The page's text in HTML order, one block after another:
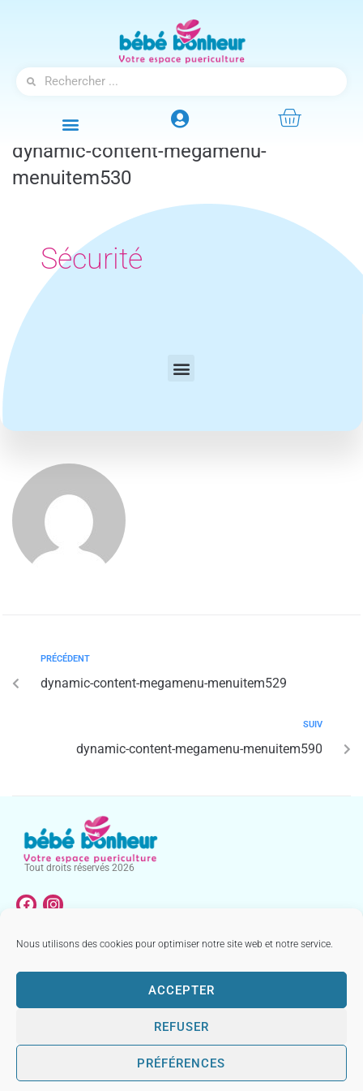
Nous utilisons des cookies pour optimiser notre site web et notre service.
ACCEPTER
REFUSER
PRÉFÉRENCES
dynamic-content-megamenu-
menuitem530
Sécurité
PRÉCÉDENT
dynamic-content-megamenu-menuitem529
SUIV
dynamic-content-megamenu-menuitem590
Tout droits réservés 2026
MENTIONS LÉGALES & CONDITIONS GÉNÉRALES DE VENTE
Réalisé par